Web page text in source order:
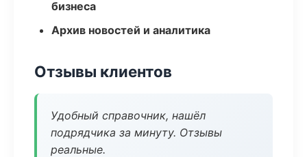
бизнеса
Архив новостей и аналитика
Отзывы клиентов
Удобный справочник, нашёл
подрядчика за минуту. Отзывы
реальные.